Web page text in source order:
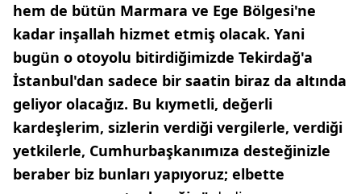
hem de bütün Marmara ve Ege Bölgesi'ne
kadar inşallah hizmet etmiş olacak. Yani
bugün o otoyolu bitirdiğimizde Tekirdağ'a
İstanbul'dan sadece bir saatin biraz da altında
geliyor olacağız. Bu kıymetli, değerli
kardeşlerim, sizlerin verdiği vergilerle, verdiği
yetkilerle, Cumhurbaşkanımıza desteğinizle
beraber biz bunları yapıyoruz; elbette